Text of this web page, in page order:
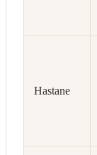
Hastane